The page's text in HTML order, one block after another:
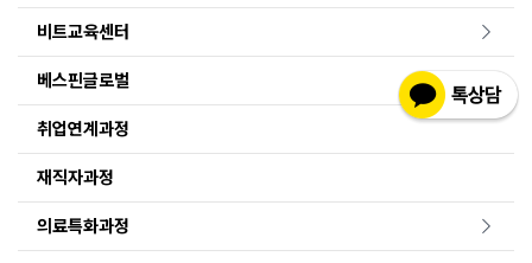
비트교육센터
베스핀글로벌
취업연계과정
재직자과정
의료특화과정